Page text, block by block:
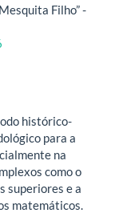
Filho” -
histórico-
para a
na
como o
superiores e a
matemáticos.